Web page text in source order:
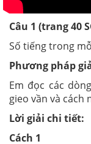
Câu 1 (trang 40
Số tiếng trong
Phương pháp
Em đọc các
gieo vần và cách
Lời giải chi tiết:
Cách 1